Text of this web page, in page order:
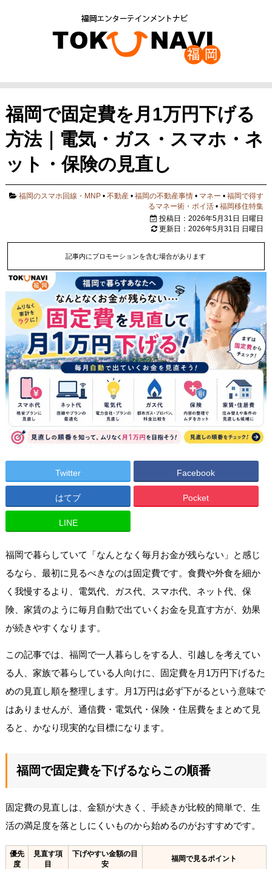
福岡で固定費を月1万円下げる
方法｜電気・ガス・スマホ・ネ
ット・保険の見直し
福岡のスマホ回線・MNP •不動産 •福岡の不動産事情 • マネー •福岡で得す
るマネー術・ポイ活 •福岡移住特集
投稿日：2026年5月31日 日曜日
更新日：2026年5月31日 日曜日
記事内にプロモーションを含む場合があります
Twitter Facebook
はてブ Pocket
LINE
福岡で暮らしていて「なんとなく毎月お金が残らない」と感じ
るなら、最初に見るべきなのは固定費です。食費や外食を細か
く我慢するより、電気代、ガス代、スマホ代、ネット代、保
険、家賃のように毎月自動で出ていくお金を見直す方が、効果
が続きやすくなります。
この記事では、福岡で一人暮らしをする人、引越しを考えてい
る人、家族で暮らしている人向けに、固定費を月1万円下げるた
めの見直し順を整理します。月1万円は必ず下がるという意味で
はありませんが、通信費・電気代・保険・住居費をまとめて見
ると、かなり現実的な目標になります。
福岡で固定費を下げるならこの順番
固定費の見直しは、金額が大きく、手続きが比較的簡単で、生
活の満足度を落としにくいものから始めるのがおすすめです。
優先
度
見直す項
目
下げやすい金額の目
安
福岡で見るポイント